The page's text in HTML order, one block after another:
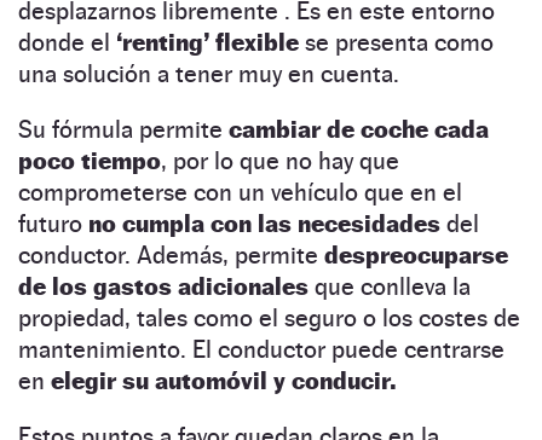
desplazarnos libremente . Es en este entorno
donde el ‘renting’ flexible se presenta como
una solución a tener muy en cuenta.
Su fórmula permite cambiar de coche cada
poco tiempo, por lo que no hay que
comprometerse con un vehículo que en el
futuro no cumpla con las necesidades del
conductor. Además, permite despreocuparse
de los gastos adicionales que conlleva la
propiedad, tales como el seguro o los costes de
mantenimiento. El conductor puede centrarse
en elegir su automóvil y conducir.